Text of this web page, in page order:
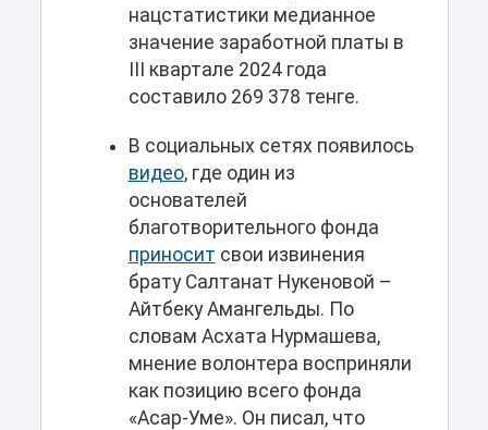
нацстатистики медианное
значение заработной платы в
III квартале 2024 года
составило 269 378 тенге.
В социальных сетях появилось
видео, где один из
основателей
благотворительного фонда
приносит свои извинения
брату Салтанат Нукеновой –
Айтбеку Амангельды. По
словам Асхата Нурмашева,
мнение волонтера восприняли
как позицию всего фонда
«Асар-Уме». Он писал, что